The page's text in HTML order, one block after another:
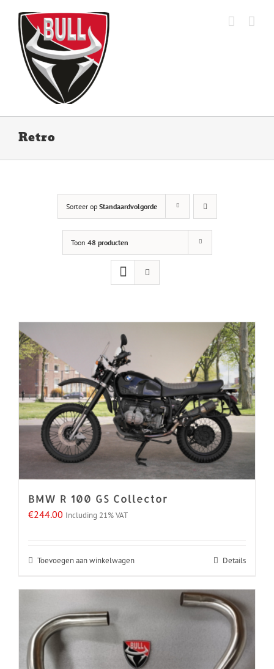
inhoud
Retro
Sorteer op Standaardvolgorde
Toon 48 producten
BMW R 100 GS Collector
€244.00 Including 21% VAT
Toevoegen aan winkelwagen Details